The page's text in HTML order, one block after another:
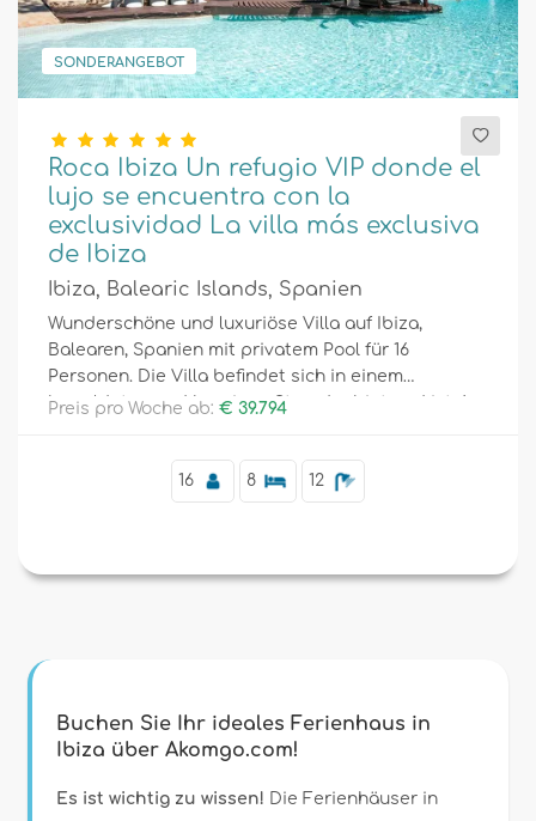
SONDERANGEBOT
Roca Ibiza Un refugio VIP donde el
lujo se encuentra con la
exclusividad La villa más exclusiva
de Ibiza
Ibiza, Balearic Islands, Spanien
Wunderschöne und luxuriöse Villa auf Ibiza,
Balearen, Spanien mit privatem Pool für 16
Personen. Die Villa befindet sich in einem
bewaldeten und bergigen Strandgebiet und ist 4
Preis pro Woche ab: € 39.794
16 8 12
Buchen Sie Ihr ideales Ferienhaus in
Ibiza über Akomgo.com!
Es ist wichtig zu wissen! Die Ferienhäuser in